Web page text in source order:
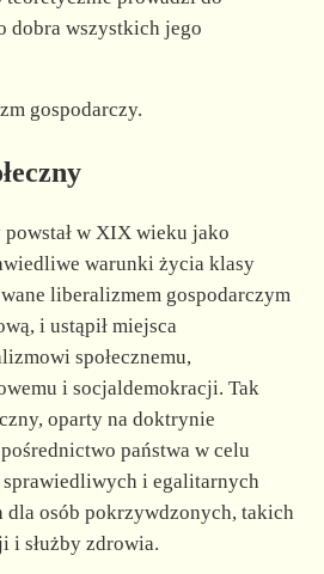
dobra wszystkich jego
gospodarczy.
w XIX wieku jako
warunki życia klasy
liberalizmem gospodarczym
i ustąpił miejsca
społecznemu,
i socjaldemokracji. Tak
oparty na doktrynie
państwa w celu
i egalitarnych
dla osób pokrzywdzonych, takich
i służby zdrowia.